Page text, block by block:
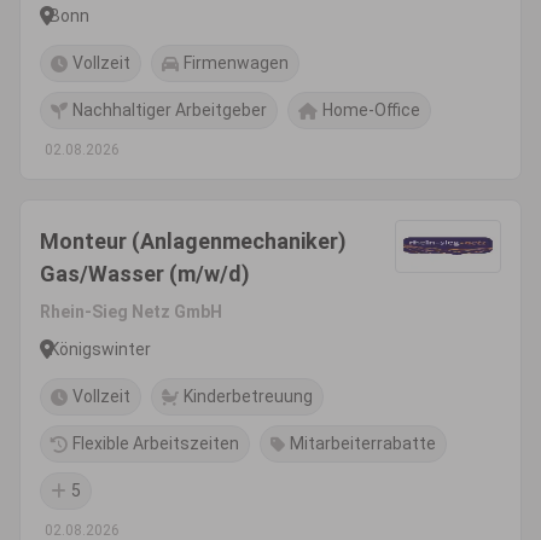
Bonn
Vollzeit Firmenwagen
Nachhaltiger Arbeitgeber Home-Office
02.08.2026
Monteur (Anlagenmechaniker)
Gas/Wasser (m/w/d)
Rhein-Sieg Netz GmbH
Königswinter
Vollzeit Kinderbetreuung
Flexible Arbeitszeiten Mitarbeiterrabatte
5
02.08.2026